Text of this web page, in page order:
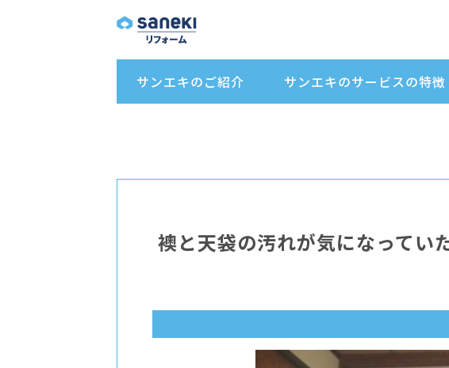
サンエキのご紹介 サンエキのサービスの特徴
襖と天袋の汚れが気になってい